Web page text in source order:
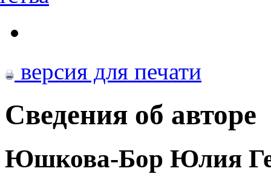
версия для печати
Сведения об авторе
Юшкова-Бор Юлия